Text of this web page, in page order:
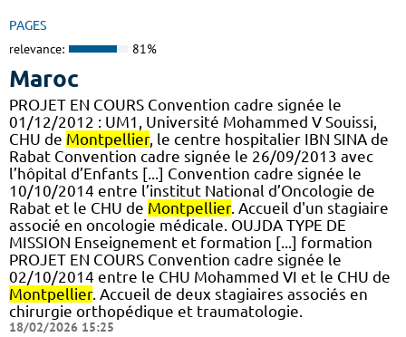
PAGES
relevance: 81%
Maroc
PROJET EN COURS Convention cadre signée le
01/12/2012 : UM1, Université Mohammed V Souissi,
CHU de Montpellier, le centre hospitalier IBN SINA de
Rabat Convention cadre signée le 26/09/2013 avec
l’hôpital d’Enfants [...] Convention cadre signée le
10/10/2014 entre l’institut National d’Oncologie de
Rabat et le CHU de Montpellier. Accueil d'un stagiaire
associé en oncologie médicale. OUJDA TYPE DE
MISSION Enseignement et formation [...] formation
PROJET EN COURS Convention cadre signée le
02/10/2014 entre le CHU Mohammed VI et le CHU de
Montpellier. Accueil de deux stagiaires associés en
chirurgie orthopédique et traumatologie.
18/02/2026 15:25